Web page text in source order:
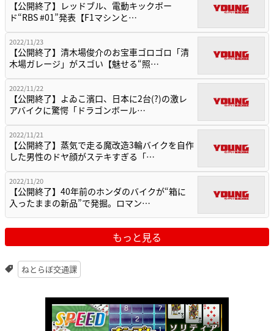
【公開終了】レッドブル、電動キックボー
ド“RBS #01”発表【F1マシンと…
2022/11/23
【公開終了】清木場俊介のお宝車ゴロゴロ「清
木場ガレージ」がスゴい【魅せる“照…
2022/11/22
【公開終了】よゐこ濱口、日本に2台(?)の激レ
アバイクに驚愕「ドラゴンボール…
2022/11/21
【公開終了】蒸気で走る魔改造3輪バイクを自作
した男性のドヤ顔がステキすぎる「…
2022/11/20
【公開終了】40年前のホンダのバイクが“箱に
入ったままの新品”で発掘。ロマン…
もっと見る
ねとらぼ交通課